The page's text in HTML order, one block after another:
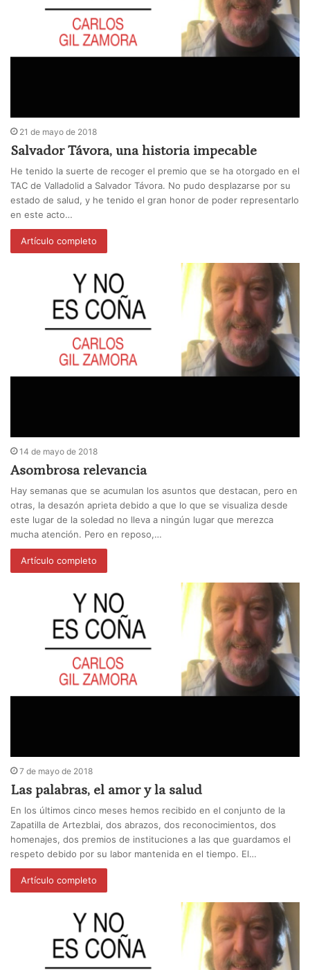
21 de mayo de 2018
Salvador Távora, una historia impecable
He tenido la suerte de recoger el premio que se ha otorgado en el
TAC de Valladolid a Salvador Távora. No pudo desplazarse por su
estado de salud, y he tenido el gran honor de poder representarlo
en este acto…
Artículo completo
14 de mayo de 2018
Asombrosa relevancia
Hay semanas que se acumulan los asuntos que destacan, pero en
otras, la desazón aprieta debido a que lo que se visualiza desde
este lugar de la soledad no lleva a ningún lugar que merezca
mucha atención. Pero en reposo,…
Artículo completo
7 de mayo de 2018
Las palabras, el amor y la salud
En los últimos cinco meses hemos recibido en el conjunto de la
Zapatilla de Artezblai, dos abrazos, dos reconocimientos, dos
homenajes, dos premios de instituciones a las que guardamos el
respeto debido por su labor mantenida en el tiempo. El…
Artículo completo